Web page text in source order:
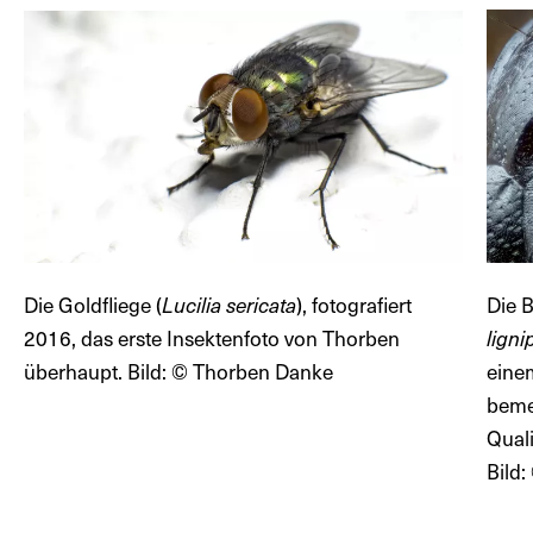
Die Goldfliege (Lucilia sericata), fotografiert
2016, das erste Insektenfoto von Thorben
überhaupt. Bild: © Thorben Danke
Die